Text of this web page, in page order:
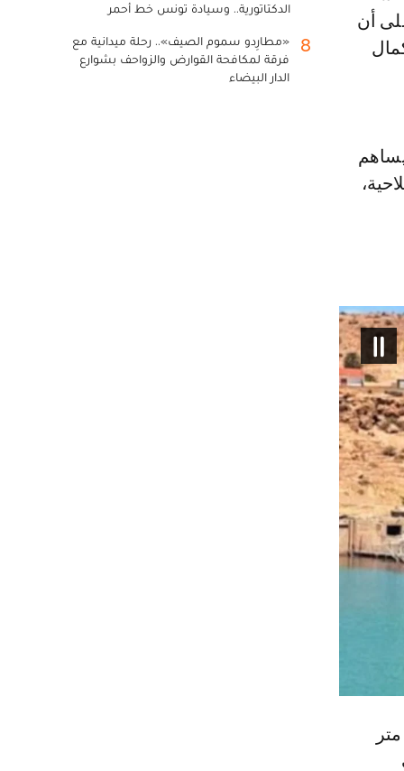
أن
2026، قبل استكمال
إلى 981 مليون متر
الدكتاتورية.. وسيادة تونس خط أحمر
8
«مطارِدو سموم الصيف».. رحلة ميدانية مع
فرقة لمكافحة القوارض والزواحف بشوارع
الدار البيضاء